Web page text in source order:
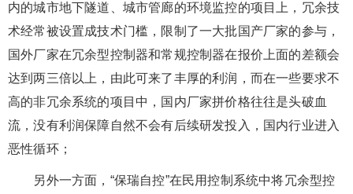
内的城市地下隧道、城市管廊的环境监控的项目上，冗余技
术经常被设置成技术门槛，限制了一大批国产厂家的参与，
国外厂家在冗余型控制器和常规控制器在报价上面的差额会
达到两三倍以上，由此可来了丰厚的利润，而在一些要求不
高的非冗余系统的项目中，国内厂家拼价格往往是头破血
流，没有利润保障自然不会有后续研发投入，国内行业进入
恶性循环；
另外一方面，“保瑞自控”在民用控制系统中将冗余型控